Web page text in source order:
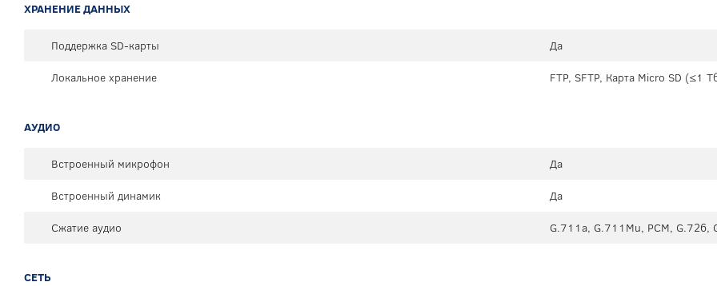
ХРАНЕНИЕ ДАННЫХ
Поддержка SD-карты
Да
Локальное хранение
FTP, SFTP, Карта Micro SD (≤1
АУДИО
Встроенный микрофон
Да
Встроенный динамик
Да
Сжатие аудио
G.711a, G.711Mu, PCM, G.726,
СЕТЬ